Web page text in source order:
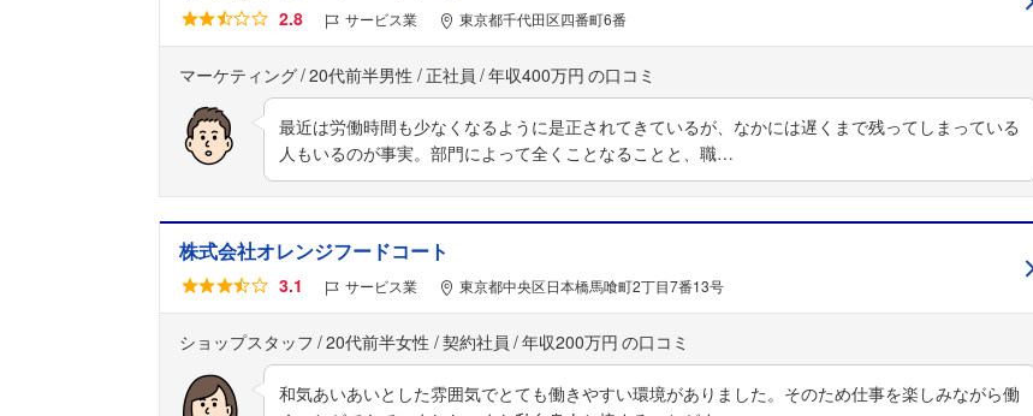
2.8 サービス業 東京都千代田区四番町6番
マーケティング 20代前半男性 正社員 年収400万円
最近は労働時間も少なくなるように是正されてきているが、なかには遅くまで残ってしまっている
人もいるのが事実。部門によって全くことなることと、職…
株式会社オレンジフードコート
3.1 サービス業 東京都中央区日本橋馬喰町2丁目7番13号
ショップスタッフ 20代前半女性 契約社員 年収200万円
和気あいあいとした雰囲気でとても働きやすい環境がありました。そのため仕事を楽しみながら働